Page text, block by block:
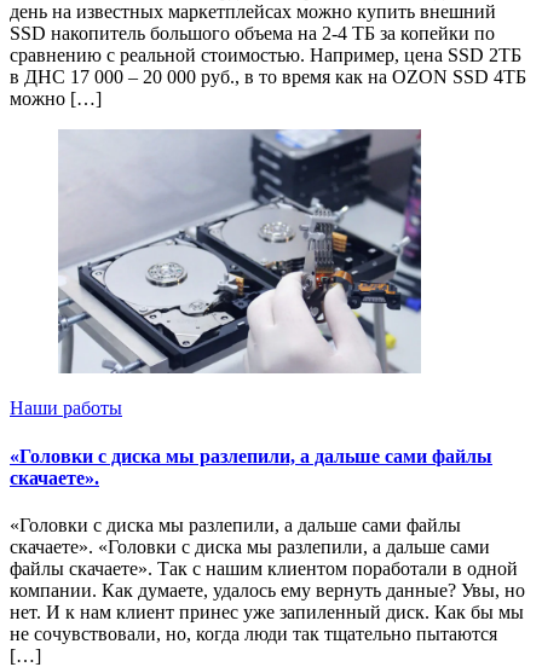
день на известных маркетплейсах можно купить внешний
SSD накопитель большого объема на 2-4 ТБ за копейки по
сравнению с реальной стоимостью. Например, цена SSD 2ТБ
в ДНС 17 000 – 20 000 руб., в то время как на OZON SSD 4ТБ
можно […]
Наши работы
«Головки с диска мы разлепили, а дальше сами файлы
скачаете».
«Головки с диска мы разлепили, а дальше сами файлы
скачаете». «Головки с диска мы разлепили, а дальше сами
файлы скачаете». Так с нашим клиентом поработали в одной
компании. Как думаете, удалось ему вернуть данные? Увы, но
нет. И к нам клиент принес уже запиленный диск. Как бы мы
не сочувствовали, но, когда люди так тщательно пытаются
[…]